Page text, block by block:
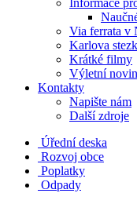
Informace
Via ferrata v
Karlova
Krátké filmy
Výletní
Kontakty
Napište nám
Další zdroje
Úřední deska
Rozvoj obce
Poplatky
Odpady